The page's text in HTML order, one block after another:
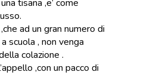
tisana ,e’ come
ad un gran numero di
scuola , non venga
colazione .
,con un pacco di